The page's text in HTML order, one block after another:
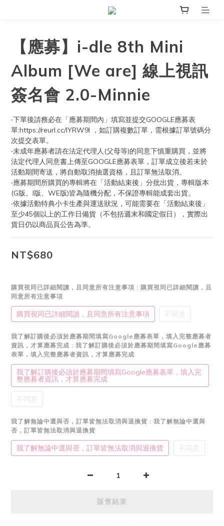
【應募】i-dle 8th Mini
Album [We are] 線上視訊
簽名會 2.0-Minnie
‧下單後請務必在「應募期間內」填寫並提交GOOGLE應募表
單:https://reurl.cc/lYRW9l ，如訂購複數訂單，需根據訂單號碼分
次提交表單。
‧未成年應募者請在法定代理人(父母等)的同意下慎重購買，並將
法定代理人同意書上傳至GOOGLE應募表單，訂單成立後若未於
活動期間寄送，將自動取消抽選資格，且訂單無法取消。
‧應募期間所購買的專輯將在「活動結束後」分批出貨，專輯版本
(G版、I版、WE版)皆為隨機分配，不保證專輯能成套出貨。
‧依據活動特典小卡生產與運送狀況，可能需要在「活動結束後」
至少45個以上的工作日備貨（不包括週末和國定假日），實際出
貨日仍以商品頁公告為準。
NT$680
購買視同已詳細閱讀，且同意所有注意事項 : 購買視同已詳細閱讀，且
同意所有注意事項
購買視同已詳細閱讀，且同意所有注意事項 不同意
我了解訂購後必須於應募期間填寫Google應募表單，填入完整應募者
資訊，才算應募完成 : 我了解訂購後必須於應募期間填寫Google應募
表單，填入完整應募者資訊，才算應募完成
我了解訂購後必須於應募期間填寫Google應募表單，填入完
整應募者資訊，才算應募完成
不同意
我了解無論中選與否，訂單皆無法取消與退換貨 : 我了解無論中選與
否，訂單皆無法取消與退換貨
我了解無論中選與否，訂單皆無法取消與退換貨 不同意
販售結束